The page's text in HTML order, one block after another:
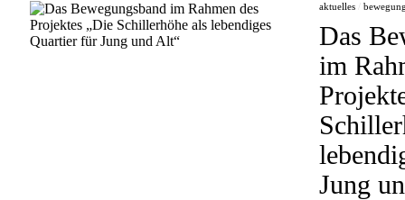
aktuelles/
Das
im
Jung